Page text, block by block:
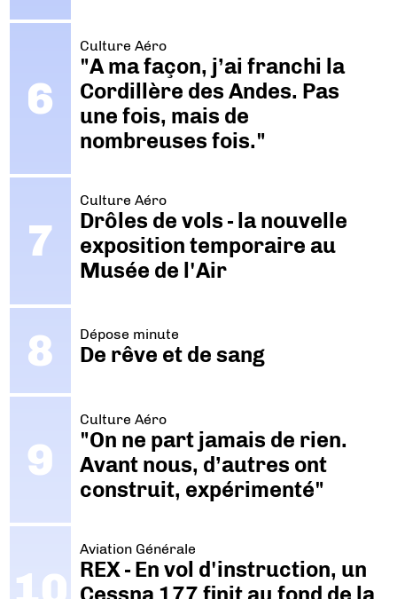
Culture Aéro
"A ma façon, j’ai franchi la
Cordillère des Andes. Pas
une fois, mais de
nombreuses fois."
Culture Aéro
Drôles de vols - la nouvelle
exposition temporaire au
Musée de l'Air
Dépose minute
De rêve et de sang
Culture Aéro
"On ne part jamais de rien.
Avant nous, d’autres ont
construit, expérimenté"
Aviation Générale
REX - En vol d'instruction, un